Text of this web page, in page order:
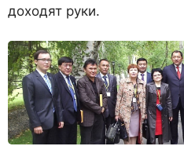
доходят руки.